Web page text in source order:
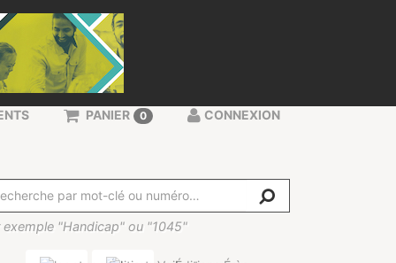
exemple "Handicap" ou "1045"
PANIER 0 CONNEXION